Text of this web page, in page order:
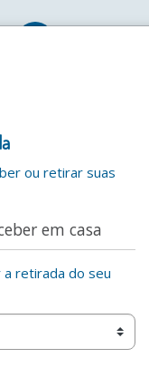
ou retirar suas
em casa
a retirada do seu